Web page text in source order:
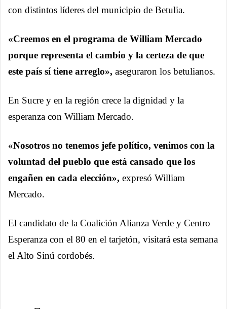
con distintos líderes del municipio de Betulia.
«Creemos en el programa de William Mercado
porque representa el cambio y la certeza de que
este país sí tiene arreglo», aseguraron los betulianos.
En Sucre y en la región crece la dignidad y la
esperanza con William Mercado.
«Nosotros no tenemos jefe político, venimos con la
voluntad del pueblo que está cansado que los
engañen en cada elección», expresó William
Mercado.
El candidato de la Coalición Alianza Verde y Centro
Esperanza con el 80 en el tarjetón, visitará esta semana
el Alto Sinú cordobés.